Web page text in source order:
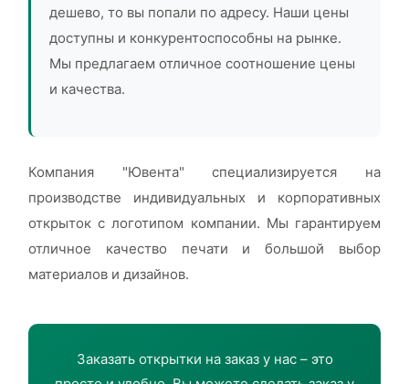
дешево, то вы попали по адресу. Наши цены
доступны и конкурентоспособны на рынке.
Мы предлагаем отличное соотношение цены
и качества.
Компания "Ювента" специализируется на
производстве индивидуальных и корпоративных
открыток с логотипом компании. Мы гарантируем
отличное качество печати и большой выбор
материалов и дизайнов.
Заказать открытки на заказ у нас – это